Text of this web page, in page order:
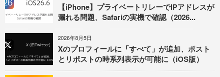
【iPhone】プライベートリレーでIPアドレスが
漏れる問題、Safariの実機で確認（2026...
2026年8月5日
Xのプロフィールに「すべて」が追加、ポスト
とリポストの時系列表示が可能に（iOS版）